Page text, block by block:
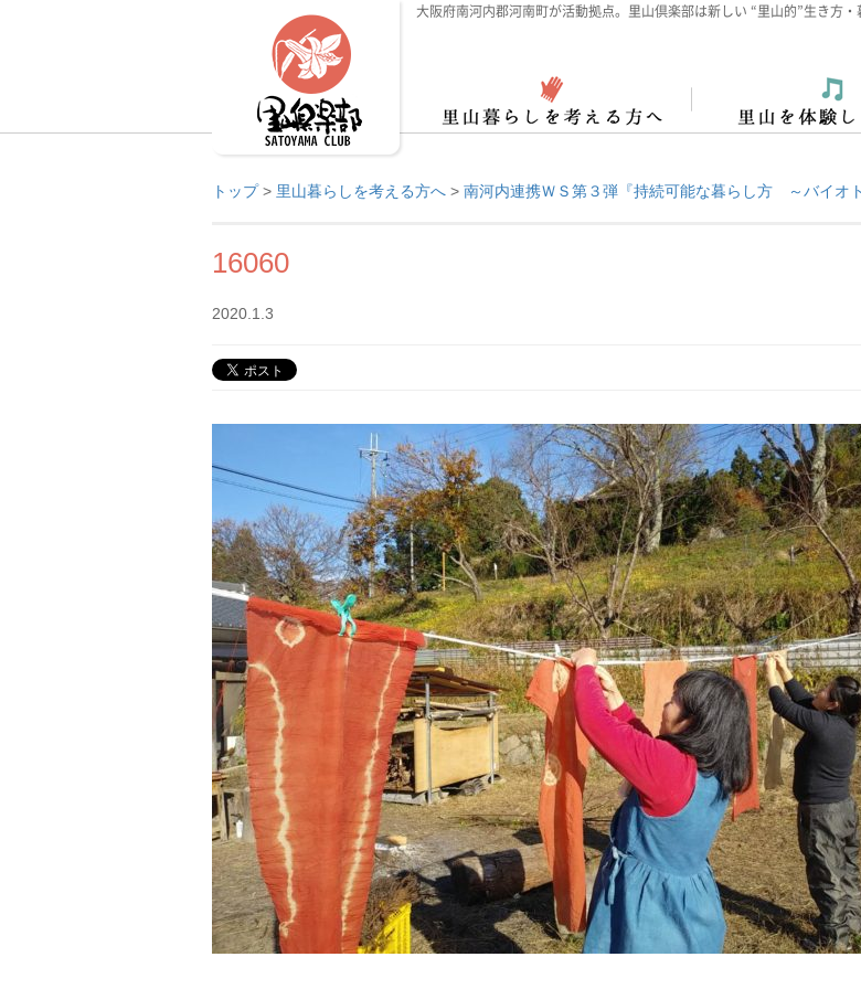
大阪府南河内郡河南町が活動拠点。里山倶楽部は新しい “里山的”生き方・
トップ> 里山暮らしを考える方へ > 南河内連携ＷＳ第３弾『持続可能な暮らし方 ～バイオ
16060
2020.1.3